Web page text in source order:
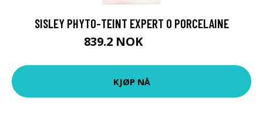
SISLEY PHYTO-TEINT EXPERT 0 PORCELAINE
839.2 NOK
KJØP NÅ